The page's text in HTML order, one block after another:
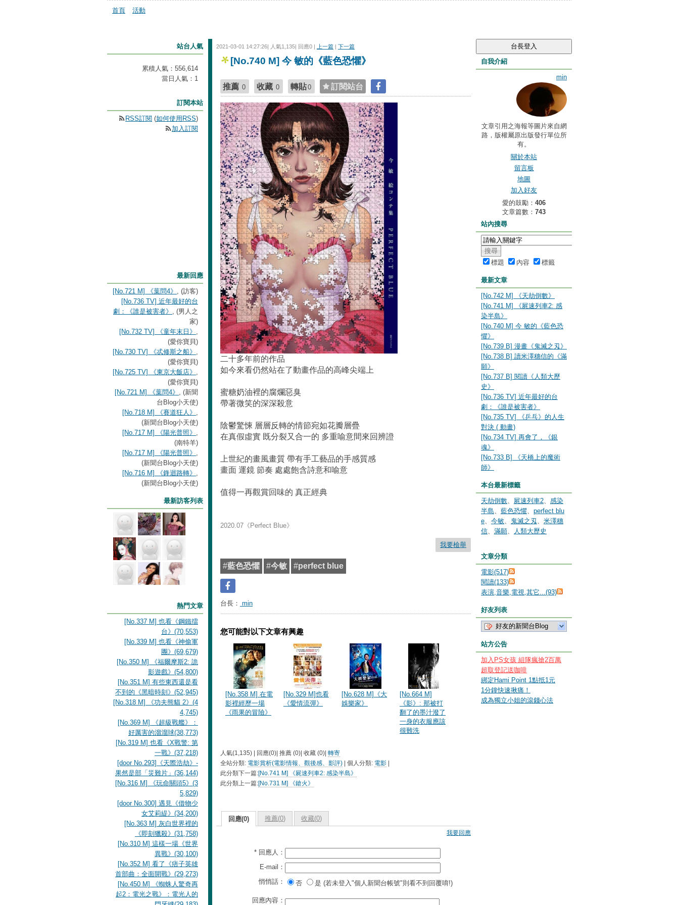
首頁 活動
2021-03-01 14:27:26| 人氣1,135| 回應0 | 上一篇 | 下一篇
[No.740 M] 今 敏的《藍色恐懼》
推薦 0 收藏 0 轉貼0 訂閱站台
二十多年前的作品
如今來看仍然站在了動畫作品的高峰尖端上
蜜糖奶油裡的腐爛惡臭
帶著微笑的深深殺意
陰鬱驚悚 層層反轉的情節宛如花瓣層疊
在真假虛實 既分裂又合一的 多重喻意間來回辨證
上世紀的畫風畫質 帶有手工藝品的手感質感
畫面 運鏡 節奏 處處飽含詩意和喻意
值得一再觀賞回味的 真正經典
2020.07 《Perfect Blue》
我要檢舉
#藍色恐懼 #今敏 #perfect blue
台長： min
您可能對以下文章有興趣
[No.358 M] 在電
影裡經歷一場
《雨果的冒險》
[No.329 M]也看
《愛情流彈》
[No.628 M]《大
娛樂家》
[No.664 M]
《影》: 那被打
翻了的墨汁潑了
一身的衣服應該
很難洗
人氣(1,135) | 回應(0)| 推薦 (0)| 收藏 (0)| 轉寄
全站分類: 電影賞析(電影情報、觀後感、影評) | 個人分類: 電影
此分類下一篇:[No.741 M] 《屍速列車2: 感染半島》
此分類上一篇:[No.731 M] 《鎗火》
回應(0) 推薦(0) 收藏(0)
我要回應
* 回應人：
E-mail：
悄悄話：
否 是 (若未登入"個人新聞台帳號"則看不到回覆唷!)
回應內容：
自我介紹
min
文章引用之海報等圖片來自網
路，版權屬原出版發行單位所
有。
關於本站
留言板
地圖
加入好友
愛的鼓勵： 406
文章篇數： 743
站內搜尋
標題 內容 標籤
最新文章
[No.742 M] 《天劫倒數》
[No.741 M] 《屍速列車2: 感
染半島》
[No.740 M] 今 敏的《藍色恐
懼》
[No.739 B] 漫畫《鬼滅之刄》
[No.738 B] 讀米澤穗信的《滿
願》
[No.737 B] 閱讀《人類大歷
史》
[No.736 TV] 近年最好的台
劇：《誰是被害者》
[No.735 TV] 《乒乓》的人生
對決 ( 動畫)
[No.734 TV] 再會了，《銀
魂》
[No.733 B] 《天橋上的魔術
師》
本台最新標籤
天劫倒數、 屍速列車2、 感染
半島、 藍色恐懼、 perfect blu
e、 今敏、 鬼滅之刄、 米澤穗
信、 滿願、 人類大歷史
文章分類
電影(517)
閱讀(133)
表演,音樂,電視,其它...(93)
好友列表
好友的新聞台Blog
站方公告
加入PS女孩 組隊瘋搶2百萬
超取登記送咖啡
綁定Hami Point 1點抵1元
1分鐘快速揪痛！
成為獨立小姐的滾錢心法
站台人氣
累積人氣： 556,614
當日人氣： 1
訂閱本站
RSS訂閱 (如何使用RSS)
加入訂閱
最新回應
[No.721 M] 《葉問4》 , (訪客)
[No.736 TV] 近年最好的台
劇：《誰是被害者》 , (男人之
家)
[No.732 TV] 《童年末日》 ,
(愛你寶貝)
[No.730 TV] 《忒修斯之船》 ,
(愛你寶貝)
[No.725 TV] 《東京大飯店》 ,
(愛你寶貝)
[No.721 M] 《葉問4》 , (新聞
台Blog小天使)
[No.718 M] 《賽道狂人》 ,
(新聞台Blog小天使)
[No.717 M] 《陽光普照》 ,
(南特羊)
[No.717 M] 《陽光普照》 ,
(新聞台Blog小天使)
[No.716 M] 《鋒迴路轉》 ,
(新聞台Blog小天使)
最新訪客列表
熱門文章
[No.337 M] 也看《鋼鐵擂
台》(70,553)
[No.339 M] 也看《神偷軍
團》(69,679)
[No.350 M] 《福爾摩斯2: 詭
影遊戲》(54,800)
[No.351 M] 有些東西還是看
不到的《黑暗時刻》(52,945)
[No.318 M] 《功夫熊貓 2》(4
4,745)
[No.369 M] 《超級戰艦》：
好厲害的溜溜球(38,773)
[No.319 M] 也看《X戰警: 第
一戰》(37,218)
[door No.293]《天際浩劫》-
果然是部「災難片」(36,144)
[No.316 M] 《玩命關頭5》(3
5,829)
[door No.300] 遇見《借物少
女艾莉緹》(34,200)
[No.363 M] 灰白世界裡的
《即刻獵殺》(31,758)
[No.310 M] 這樣一場《世界
異戰》(30,100)
[No.352 M] 看了《痞子英雄
首部曲：全面開戰》(29,273)
[No.450 M] 《蜘蛛人驚奇再
起2：電光之戰》：電光人的